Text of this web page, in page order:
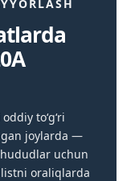
oddiy to‘g‘ri
joylarda —
uchun
oraliqlarda